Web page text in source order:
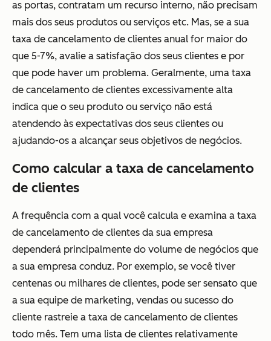
as portas, contratam um recurso interno, não precisam
mais dos seus produtos ou serviços etc. Mas, se a sua
taxa de cancelamento de clientes anual for maior do
que 5-7%, avalie a satisfação dos seus clientes e por
que pode haver um problema. Geralmente, uma taxa
de cancelamento de clientes excessivamente alta
indica que o seu produto ou serviço não está
atendendo às expectativas dos seus clientes ou
ajudando-os a alcançar seus objetivos de negócios.
Como calcular a taxa de cancelamento
de clientes
A frequência com a qual você calcula e examina a taxa
de cancelamento de clientes da sua empresa
dependerá principalmente do volume de negócios que
a sua empresa conduz. Por exemplo, se você tiver
centenas ou milhares de clientes, pode ser sensato que
a sua equipe de marketing, vendas ou sucesso do
cliente rastreie a taxa de cancelamento de clientes
todo mês. Tem uma lista de clientes relativamente